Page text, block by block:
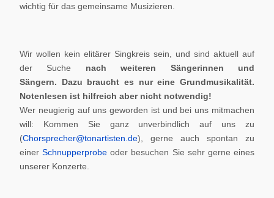
wichtig für das gemeinsame Musizieren.
Wir wollen kein elitärer Singkreis sein, und sind aktuell auf
der Suche nach weiteren Sängerinnen und
Sängern. Dazu braucht es nur eine Grundmusikalität.
Notenlesen ist hilfreich aber nicht notwendig!
Wer neugierig auf uns geworden ist und bei uns mitmachen
will: Kommen Sie ganz unverbindlich auf uns zu
(Chorsprecher@tonartisten.de), gerne auch spontan zu
einerSchnupperprobe oder besuchen Sie sehr gerne eines
unserer Konzerte.